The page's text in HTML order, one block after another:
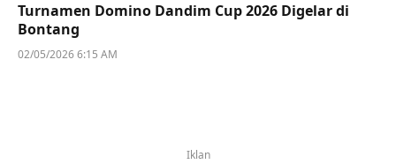
Turnamen Domino Dandim Cup 2026 Digelar di
Bontang
02/05/2026 6:15 AM
Iklan